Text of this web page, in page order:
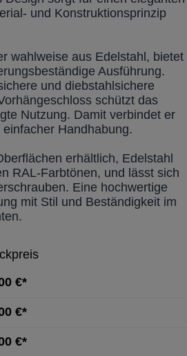
und Konstruktionsprinzip
wahlweise aus Edelstahl, bietet
Ausführung.
und diebstahlsichere
schützt das
Nutzung. Damit verbindet er
Handhabung.
erhältlich, Edelstahl
RAL-Farbtönen, und lässt sich
Eine hochwertige
mit Stil und Beständigkeit im
€*
€*
€*